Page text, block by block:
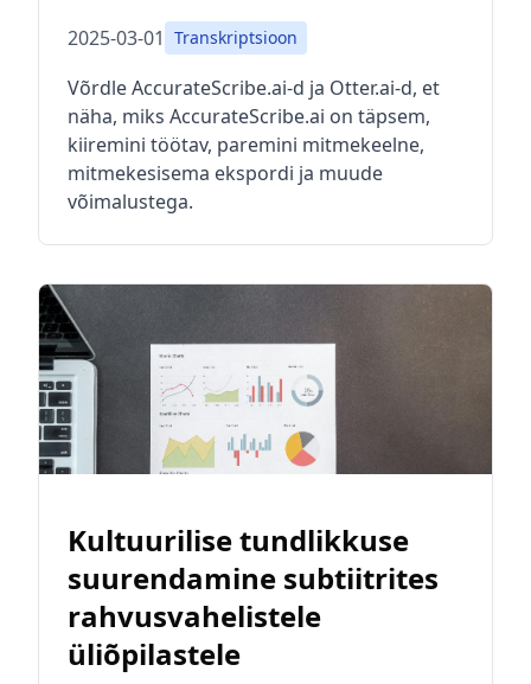
2025-03-01 Transkriptsioon
Võrdle AccurateScribe.ai-d ja Otter.ai-d, et
näha, miks AccurateScribe.ai on täpsem,
kiiremini töötav, paremini mitmekeelne,
mitmekesisema ekspordi ja muude
võimalustega.
Kultuurilise tundlikkuse
suurendamine subtiitrites
rahvusvahelistele
üliõpilastele